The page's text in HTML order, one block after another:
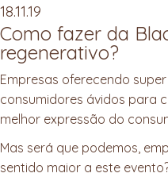
18.11.19
Como fazer da
regenerativo?
Empresas oferecendo
consumidores ávidos para
melhor expressão do
Mas será que podemos,
sentido maior a este